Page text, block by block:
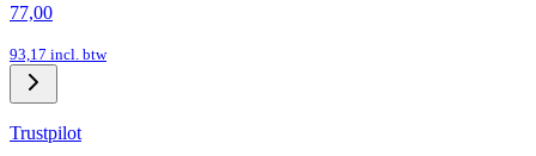
77,00
93,17 incl. btw
Trustpilot